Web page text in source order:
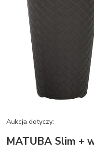
Aukcja dotyczy:
MATUBA Slim +